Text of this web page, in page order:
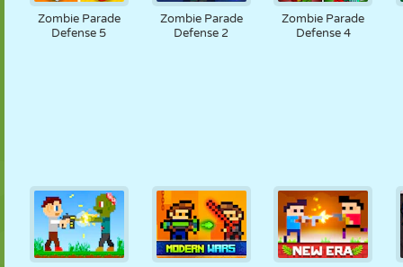
Zombie Parade
Defense 5
Zombie Parade
Defense 2
Zombie Parade
Defense 4